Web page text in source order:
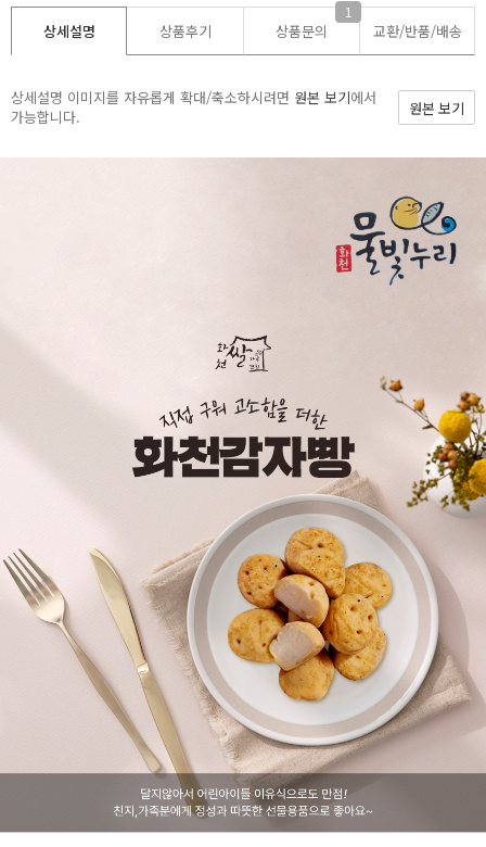
상세설명 상품후기 상품문의
1
교환/반품/배송
상세설명 이미지를 자유롭게 확대/축소하시려면 원본 보기에서
가능합니다.
원본 보기